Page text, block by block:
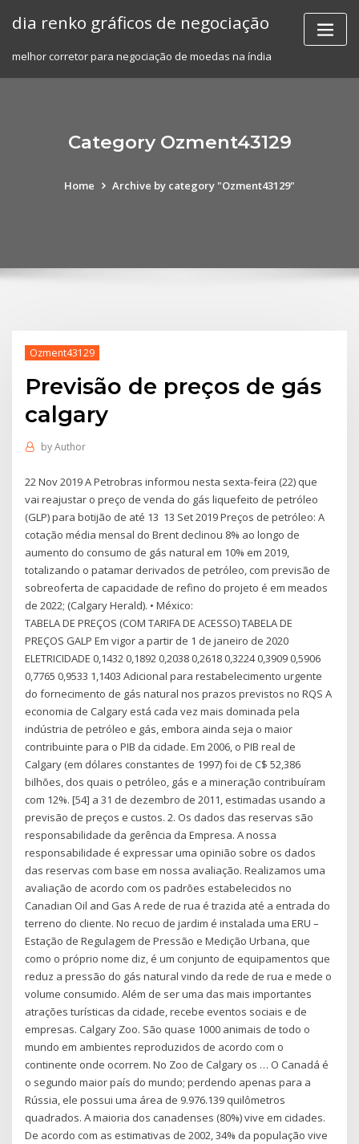
dia renko gráficos de negociação
melhor corretor para negociação de moedas na índia
Category Ozment43129
Home Archive by category "Ozment43129"
Ozment43129
Previsão de preços de gás
calgary
byAuthor
22 Nov 2019 A Petrobras informou nesta sexta-feira (22) que
vai reajustar o preço de venda do gás liquefeito de petróleo
(GLP) para botijão de até 13 13 Set 2019 Preços de petróleo: A
cotação média mensal do Brent declinou 8% ao longo de
aumento do consumo de gás natural em 10% em 2019,
totalizando o patamar derivados de petróleo, com previsão de
sobreoferta de capacidade de refino do projeto é em meados
de 2022; (Calgary Herald). • México:
TABELA DE PREÇOS (COM TARIFA DE ACESSO) TABELA DE
PREÇOS GALP Em vigor a partir de 1 de janeiro de 2020
ELETRICIDADE 0,1432 0,1892 0,2038 0,2618 0,3224 0,3909 0,5906
0,7765 0,9533 1,1403 Adicional para restabelecimento urgente
do fornecimento de gás natural nos prazos previstos no RQS A
economia de Calgary está cada vez mais dominada pela
indústria de petróleo e gás, embora ainda seja o maior
contribuinte para o PIB da cidade. Em 2006, o PIB real de
Calgary (em dólares constantes de 1997) foi de C$ 52,386
bilhões, dos quais o petróleo, gás e a mineração contribuíram
com 12%. [54] a 31 de dezembro de 2011, estimadas usando a
previsão de preços e custos. 2. Os dados das reservas são
responsabilidade da gerência da Empresa. A nossa
responsabilidade é expressar uma opinião sobre os dados
das reservas com base em nossa avaliação. Realizamos uma
avaliação de acordo com os padrões estabelecidos no
Canadian Oil and Gas A rede de rua é trazida até a entrada do
terreno do cliente. No recuo de jardim é instalada uma ERU –
Estação de Regulagem de Pressão e Medição Urbana, que
como o próprio nome diz, é um conjunto de equipamentos que
reduz a pressão do gás natural vindo da rede de rua e mede o
volume consumido. Além de ser uma das mais importantes
atrações turísticas da cidade, recebe eventos sociais e de
empresas. Calgary Zoo. São quase 1000 animais de todo o
mundo em ambientes reproduzidos de acordo com o
continente onde ocorrem. No Zoo de Calgary os … O Canadá é
o segundo maior país do mundo; perdendo apenas para a
Rússia, ele possui uma área de 9.976.139 quilômetros
quadrados. A maioria dos canadenses (80%) vive em cidades.
De acordo com as estimativas de 2002, 34% da população vive